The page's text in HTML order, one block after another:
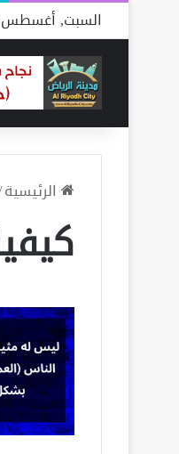
السبت, أغسطس 8 2026
الرئيسية